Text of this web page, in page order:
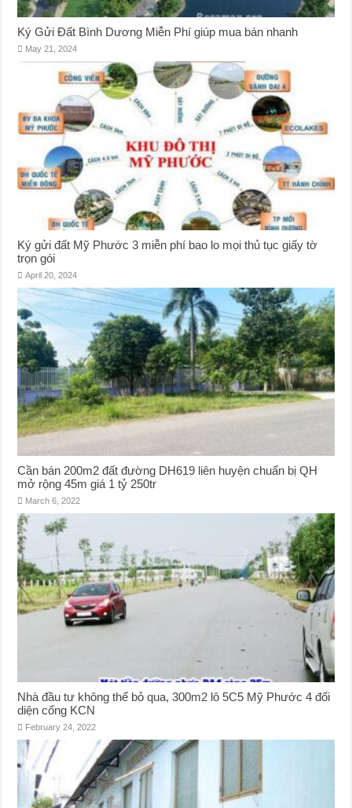
Ký Gửi Đất Bình Dương Miễn Phí giúp mua bán nhanh
May 21, 2024
Ký gửi đất Mỹ Phước 3 miễn phí bao lo mọi thủ tục giấy tờ
trọn gói
April 20, 2024
Cần bán 200m2 đất đường DH619 liên huyện chuẩn bị QH
mở rộng 45m giá 1 tỷ 250tr
March 6, 2022
Nhà đầu tư không thể bỏ qua, 300m2 lô 5C5 Mỹ Phước 4 đối
diện cổng KCN
February 24, 2022